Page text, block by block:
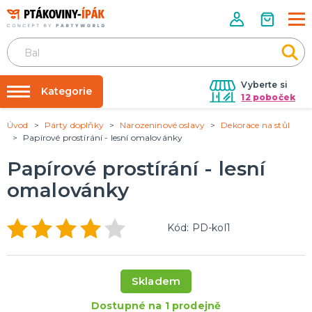
Vyberte si
12 poboček
Půjčovna kostýmů
Nafukování balónků
Prodejny
Rozvoz
Párty Blog
Kategorie
PÁRTY DOPLŇKY
Tématické párty
KARNEVALOVÉ KOSTÝMY
Kostýmy pro dospělé
Kostýmy pro děti
DOPLŇKY A MAKEUP
Make-up, dekorace na kůži, tetování, umělé řasy
Úvod Párty doplňky Narozeninové oslavy
Dekorace na stůl
Papírové prostírání - lesní omalovánky
Papírové prostírání - lesní
omalovánky
Kód: PD-kol1
Skladem
Dostupné na 1 prodejně